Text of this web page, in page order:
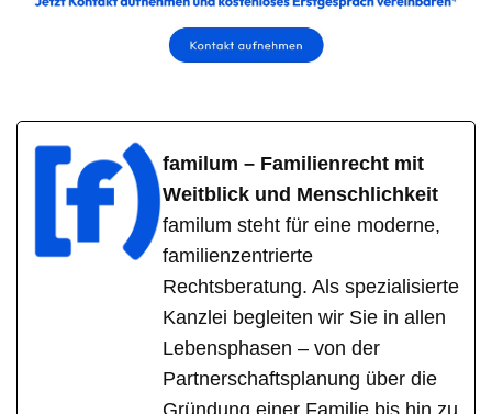
familum – Familienrecht mit
Weitblick und Menschlichkeit
familum steht für eine moderne,
familienzentrierte
Rechtsberatung. Als spezialisierte
Kanzlei begleiten wir Sie in allen
Lebensphasen – von der
Partnerschaftsplanung über die
Gründung einer Familie bis hin zu